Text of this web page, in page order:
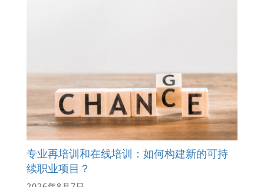
专业再培训和在线培训：如何构建新的可持
续职业项目？